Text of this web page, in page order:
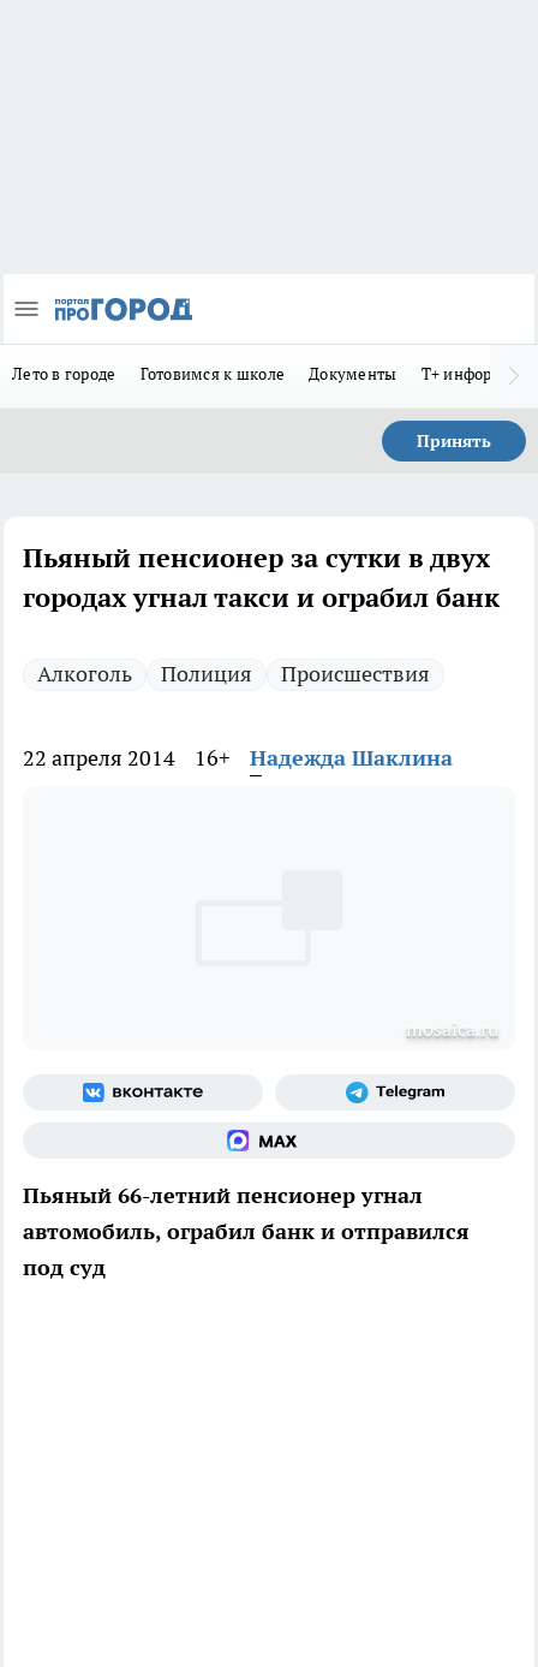
Лето в городе Готовимся к школе Документы Т+
Принять
Пьяный пенсионер за сутки в двух
городах угнал такси и ограбил банк
Алкоголь Полиция Происшествия
22 апреля 2014 16+ Надежда Шаклина
mosaica.ru
Пьяный 66-летний пенсионер угнал
автомобиль, ограбил банк и отправился
под суд